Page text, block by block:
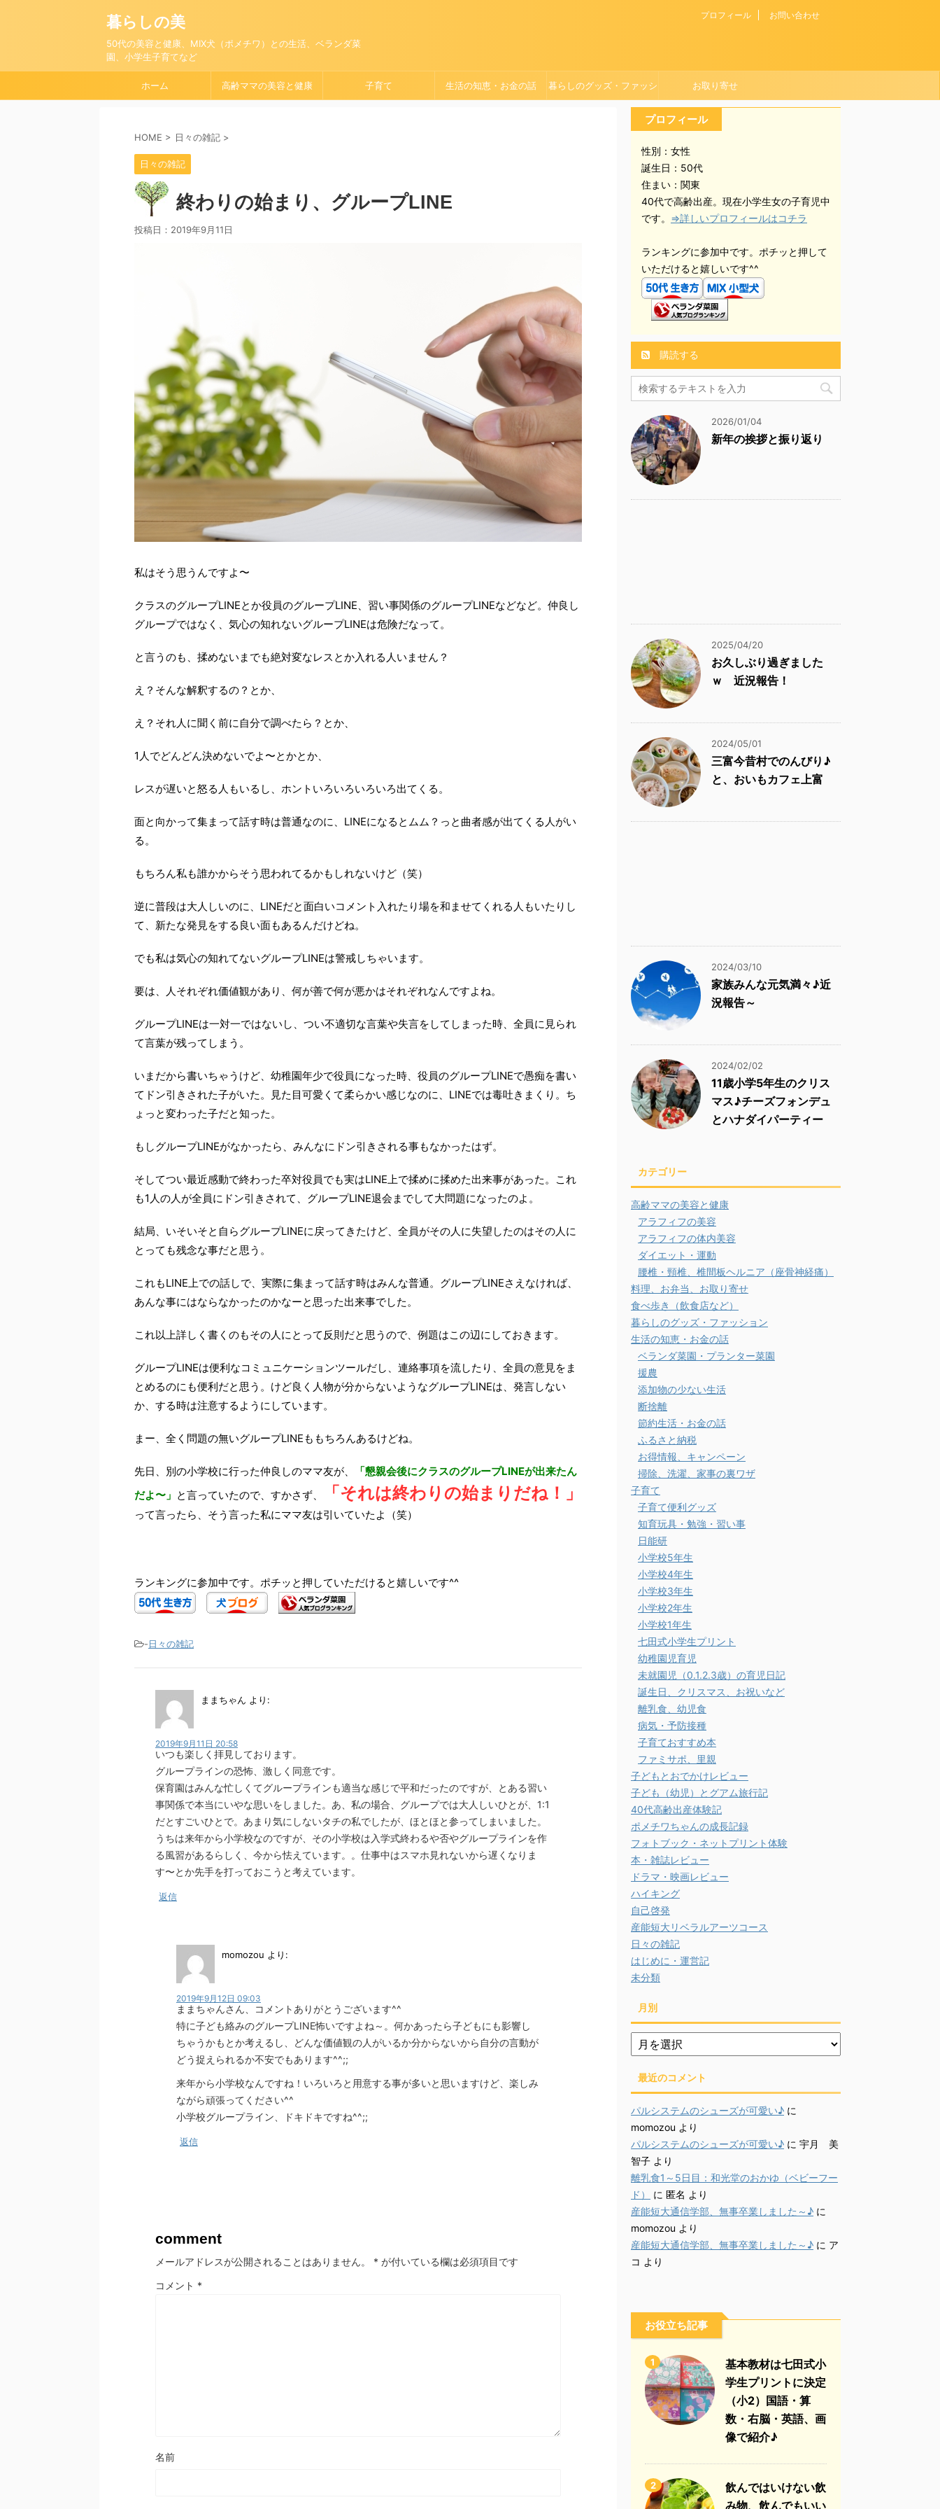
暮らしの美
50代の美容と健康、MIX犬（ポメチワ）との生活、ベランダ菜
園、小学生子育てなど
プロフィール お問い合わせ
ホーム 高齢ママの美容と健康 子育て 生活の知恵・お金の話 暮らしのグッズ・ファッシ お取り寄せ
HOME > 日々の雑記 >
日々の雑記
終わりの始まり、グループLINE
投稿日： 2019年9月11日
私はそう思うんですよ〜
クラスのグループLINEとか役員のグループLINE、習い事関係のグループLINEなどなど。仲良し
グループではなく、気心の知れないグループLINEは危険だなって。
と言うのも、揉めないまでも絶対変なレスとか入れる人いません？
え？そんな解釈するの？とか、
え？それ人に聞く前に自分で調べたら？とか、
1人でどんどん決めないでよ〜とかとか、
レスが遅いと怒る人もいるし、ホントいろいろいろいろ出てくる。
面と向かって集まって話す時は普通なのに、LINEになるとムム？っと曲者感が出てくる人がい
る。
もちろん私も誰かからそう思われてるかもしれないけど（笑）
逆に普段は大人しいのに、LINEだと面白いコメント入れたり場を和ませてくれる人もいたりし
て、新たな発見をする良い面もあるんだけどね。
でも私は気心の知れてないグループLINEは警戒しちゃいます。
要は、人それぞれ価値観があり、何が善で何が悪かはそれぞれなんですよね。
グループLINEは一対一ではないし、つい不適切な言葉や失言をしてしまった時、全員に見られ
て言葉が残ってしまう。
いまだから書いちゃうけど、幼稚園年少で役員になった時、役員のグループLINEで愚痴を書い
てドン引きされた子がいた。見た目可愛くて柔らかい感じなのに、LINEでは毒吐きまくり。ち
ょっと変わった子だと知った。
もしグループLINEがなかったら、みんなにドン引きされる事もなかったはず。
そしてつい最近感動で終わった卒対役員でも実はLINE上で揉めに揉めた出来事があった。これ
も1人の人が全員にドン引きされて、グループLINE退会までして大問題になったのよ。
結局、いそいそと自らグループLINEに戻ってきたけど、全員がその人に失望したのはその人に
とっても残念な事だと思う。
これもLINE上での話しで、実際に集まって話す時はみんな普通。グループLINEさえなければ、
あんな事にはならなかったのかなーと思った出来事でした。
これ以上詳しく書くのもその人にとって反則だと思うので、例題はこの辺にしておきます。
グループLINEは便利なコミュニケーションツールだし、連絡事項を流したり、全員の意見をま
とめるのにも便利だと思う。けど良く人物が分からないようなグループLINEは、発言しない
か、する時は注意するようにしています。
まー、全く問題の無いグループLINEももちろんあるけどね。
先日、別の小学校に行った仲良しのママ友が、
「懇親会後にクラスのグループLINEが出来たん
だよ〜」 と言っていたので、すかさず、 「それは終わりの始まりだね！」
って言ったら、そう言った私にママ友は引いていたよ（笑）
ランキングに参加中です。ポチッと押していただけると嬉しいです^^
-日々の雑記
ままちゃん より:
2019年9月11日 20:58
いつも楽しく拝見しております。
グループラインの恐怖、激しく同意です。
保育園はみんな忙しくてグループラインも適当な感じで平和だったのですが、とある習い
事関係で本当にいやな思いをしました。あ、私の場合、グループでは大人しいひとが、1:1
だとすごいひとで。あまり気にしないタチの私でしたが、ほとほと参ってしまいました。
うちは来年から小学校なのですが、その小学校は入学式終わるや否やグループラインを作
る風習があるらしく、今から怯えています。。仕事中はスマホ見れないから遅くなりま
す〜とか先手を打っておこうと考えています。
返信
momozou より:
2019年9月12日 09:03
ままちゃんさん、コメントありがとうございます^^
特に子ども絡みのグループLINE怖いですよね～。何かあったら子どもにも影響し
ちゃうかもとか考えるし、どんな価値観の人がいるか分からないから自分の言動が
どう捉えられるか不安でもあります^^;;
来年から小学校なんですね！いろいろと用意する事が多いと思いますけど、楽しみ
ながら頑張ってください^^
小学校グループライン、ドキドキですね^^;;
返信
comment
メールアドレスが公開されることはありません。 * が付いている欄は必須項目です
コメント *
名前
プロフィール
性別：女性
誕生日：50代
住まい：関東
40代で高齢出産。現在小学生女の子育児中
です。 ⇒詳しいプロフィールはコチラ
ランキングに参加中です。ポチッと押して
いただけると嬉しいです^^
購読する
2026/01/04
新年の挨拶と振り返り
2025/04/20
お久しぶり過ぎました
ｗ 近況報告！
2024/05/01
三富今昔村でのんびり♪
と、おいもカフェ上富
2024/03/10
家族みんな元気満々♪近
況報告～
2024/02/02
11歳小学5年生のクリス
マス♪チーズフォンデュ
とハナダイパーティー
カテゴリー
高齢ママの美容と健康
アラフィフの美容
アラフィフの体内美容
ダイエット・運動
腰椎・頸椎、椎間板ヘルニア（座骨神経痛）
料理、お弁当、お取り寄せ
食べ歩き（飲食店など）
暮らしのグッズ・ファッション
生活の知恵・お金の話
ベランダ菜園・プランター菜園
援農
添加物の少ない生活
断捨離
節約生活・お金の話
ふるさと納税
お得情報、キャンペーン
掃除、洗濯、家事の裏ワザ
子育て
子育て便利グッズ
知育玩具・勉強・習い事
日能研
小学校5年生
小学校4年生
小学校3年生
小学校2年生
小学校1年生
七田式小学生プリント
幼稚園児育児
未就園児（0.1.2.3歳）の育児日記
誕生日、クリスマス、お祝いなど
離乳食、幼児食
病気・予防接種
子育ておすすめ本
ファミサポ、里親
子どもとおでかけレビュー
子ども（幼児）とグアム旅行記
40代高齢出産体験記
ポメチワちゃんの成長記録
フォトブック・ネットプリント体験
本・雑誌レビュー
ドラマ・映画レビュー
ハイキング
自己啓発
産能短大リベラルアーツコース
日々の雑記
はじめに・運営記
未分類
月別
月
別
最近のコメント
パルシステムのシューズが可愛い♪ に
momozou より
パルシステムのシューズが可愛い♪ に 宇月 美
智子 より
離乳食1～5日目：和光堂のおかゆ（ベビーフー
ド）
に 匿名 より
産能短大通信学部、無事卒業しました～♪ に
momozou より
産能短大通信学部、無事卒業しました～♪ に ア
コ より
お役立ち記事
1
基本教材は七田式小
学生プリントに決定
（小2）国語・算
数・右脳・英語、画
像で紹介♪
2
飲んではいけない飲
み物、飲んでもいい